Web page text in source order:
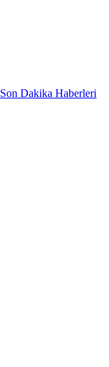
Son Dakika Haberleri